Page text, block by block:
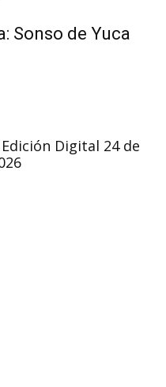
Sonso de Yuca